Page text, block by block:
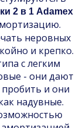
2 в 1 Adamex
неровных
и крепко.
с легким
- они дают
и они
надувные.